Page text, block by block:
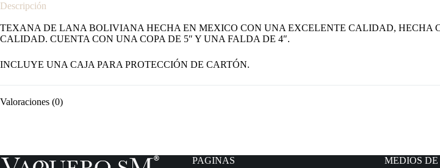
Descripción
TEXANA DE LANA BOLIVIANA HECHA EN MEXICO CON UNA EXCELENTE CALIDAD,
CALIDAD. CUENTA CON UNA COPA DE 5″ Y UNA FALDA DE 4″.
INCLUYE UNA CAJA PARA PROTECCIÓN DE CARTÓN.
Valoraciones (0)
PAGINAS
MEDIOS DE